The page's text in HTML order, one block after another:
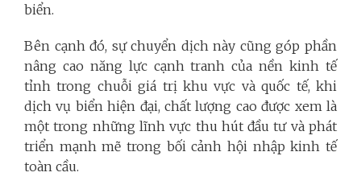
biển.
Bên cạnh đó, sự chuyển dịch này cũng góp phần
nâng cao năng lực cạnh tranh của nền kinh tế
tỉnh trong chuỗi giá trị khu vực và quốc tế, khi
dịch vụ biển hiện đại, chất lượng cao được xem là
một trong những lĩnh vực thu hút đầu tư và phát
triển mạnh mẽ trong bối cảnh hội nhập kinh tế
toàn cầu.